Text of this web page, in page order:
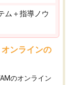
ム＋指導ノウ
ンラインの
のオンライン